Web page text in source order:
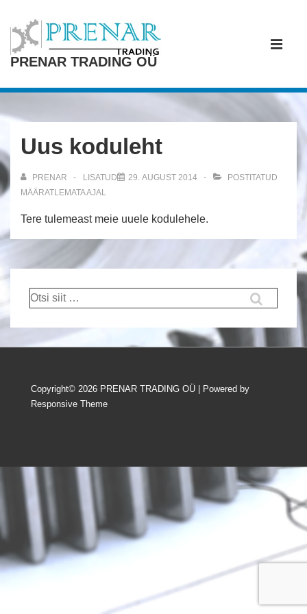
Otse
põhisisu
juurde
PRENAR TRADING OÜ
Peamine
Uus koduleht
PRENAR LISATUD 29. AUGUST 2014
POSTITATUD
MÄÄRATLEMATAAJAL
Tere tulemeast meie uuele kodulehele.
Otsi:
Copyright© 2026 PRENAR TRADING OÜ
| Powered by
Responsive Theme